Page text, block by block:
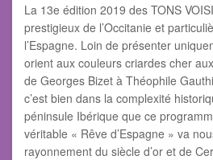
La 13e édition 2019 des TONS
prestigieux de l’Occitanie et
l’Espagne. Loin de présenter
orient aux couleurs criardes cher
de Georges Bizet à Théophile
c’est bien dans la complexité
péninsule Ibérique que ce
véritable « Rêve d’Espagne » va
rayonnement du siècle d’or et de